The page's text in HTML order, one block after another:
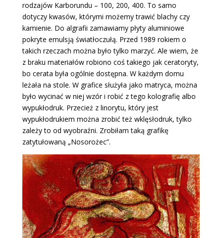
rodzajów Karborundu – 100, 200, 400. To samo
dotyczy kwasów, którymi możemy trawić blachy czy
kamienie. Do algrafii zamawiamy płyty aluminiowe
pokryte emulsją światłoczułą. Przed 1989 rokiem o
takich rzeczach można było tylko marzyć. Ale wiem, że
z braku materiałów robiono coś takiego jak ceratoryty,
bo cerata była ogólnie dostępna. W każdym domu
leżała na stole. W grafice służyła jako matryca, można
było wycinać w niej wzór i robić z tego kolografię albo
wypukłodruk. Przecież z linorytu, który jest
wypukłodrukiem można zrobić też wklęsłodruk, tylko
zależy to od wyobraźni. Zrobiłam taką grafikę
zatytułowaną „Nosorożec”.